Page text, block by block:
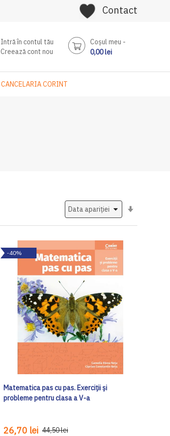
Contact
Intră în contul tău
Creează cont nou
Coşul meu
0,00 lei
CANCELARIA CORINT
-40%
Matematica pas cu pas. Exerciții și
probleme pentru clasa a V-a
26,70 lei 44,50 lei